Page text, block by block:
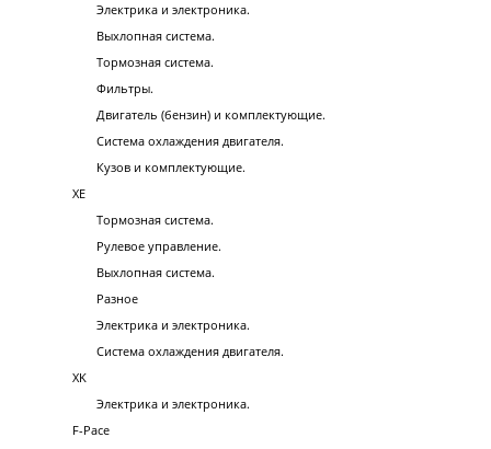
Электрика и электроника.
Выхлопная система.
Тормозная система.
Фильтры.
Двигатель (бензин) и комплектующие.
Система охлаждения двигателя.
Кузов и комплектующие.
XE
Тормозная система.
Рулевое управление.
Выхлопная система.
Разное
Электрика и электроника.
Система охлаждения двигателя.
XK
Электрика и электроника.
F-Pace